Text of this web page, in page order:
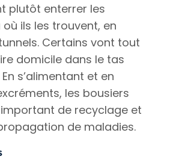
plutôt enterrer les
ils les trouvent, en
Certains vont tout
domicile dans le tas
s’alimentant et en
les bousiers
de recyclage et
de maladies.